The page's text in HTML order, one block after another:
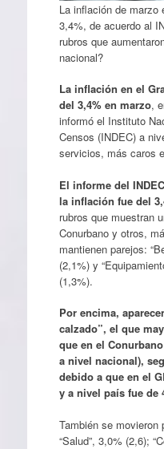
La inflación de marzo
3,4%, de acuerdo al
rubros que
nacional?
La inflación en el
del 3,4% en marzo,
informó el Instituto
Censos (INDEC) a
servicios, más caros
El informe del
la inflación fue del
rubros que muestran
Conurbano y otros,
mantienen parejos:
(2,1%) y
(1,3%).
Por encima,
calzado”, el que
que en el
a nivel nacional),
debido a que en el
y a nivel país fue de
También se movieron
“Salud”, 3,0% (2,6);